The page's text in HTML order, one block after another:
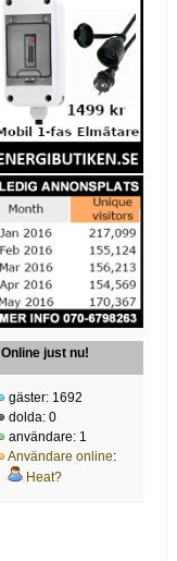
Online just nu!
gäster: 1692
dolda: 0
användare: 1
Användare online:
Heat?